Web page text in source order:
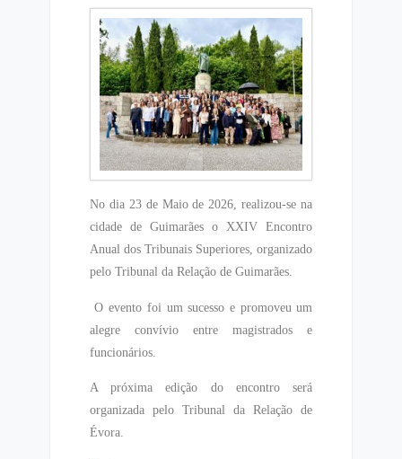
No dia 23 de Maio de 2026, realizou-se na
cidade de Guimarães o XXIV Encontro
Anual dos Tribunais Superiores, organizado
pelo Tribunal da Relação de Guimarães.
O evento foi um sucesso e promoveu um
alegre convívio entre magistrados e
funcionários.
A próxima edição do encontro será
organizada pelo Tribunal da Relação de
Évora.